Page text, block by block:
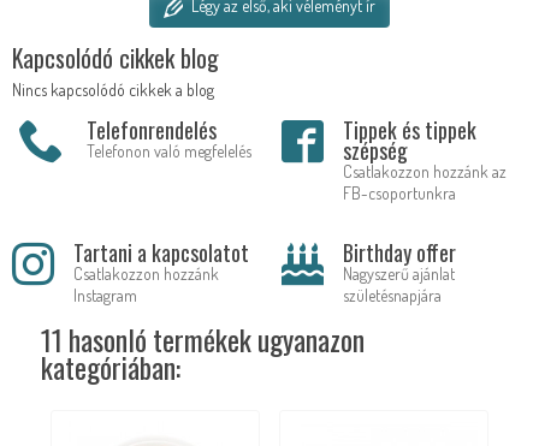
Légy az első, aki véleményt ír
Kapcsolódó cikkek blog
Nincs kapcsolódó cikkek a blog
Telefonrendelés
Telefonon való megfelelés
Tippek és tippek
szépség
Csatlakozzon hozzánk az
FB-csoportunkra
Tartani a kapcsolatot
Csatlakozzon hozzánk
Instagram
Birthday offer
Nagyszerű ajánlat
születésnapjára
11 hasonló termékek ugyanazon
kategóriában: